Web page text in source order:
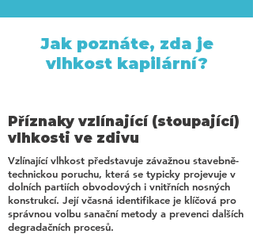
Jak poznáte, zda je
vlhkost kapilární?
Příznaky vzlínající (stoupající)
vlhkosti ve zdivu
Vzlínající vlhkost představuje závažnou stavebně-
technickou poruchu, která se typicky projevuje v
dolních partiích obvodových i vnitřních nosných
konstrukcí. Její včasná identifikace je klíčová pro
správnou volbu sanační metody a prevenci dalších
degradačních procesů.